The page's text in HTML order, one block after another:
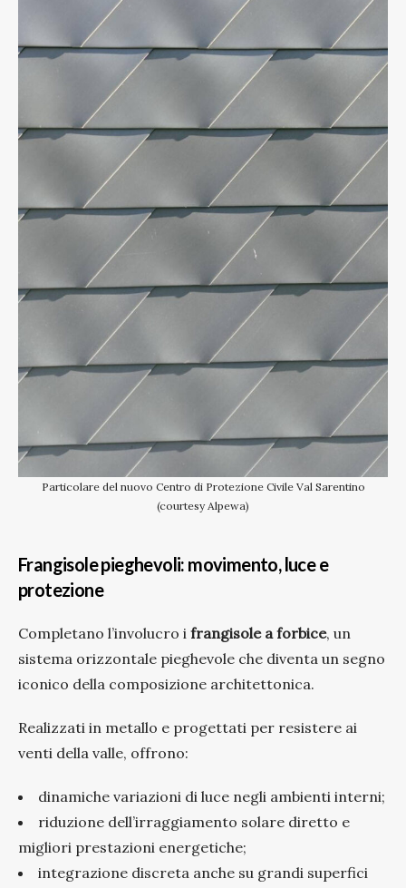
Particolare del nuovo Centro di Protezione Civile Val Sarentino
(courtesy Alpewa)
Frangisole pieghevoli: movimento, luce e
protezione
Completano l’involucro i frangisole a forbice, un
sistema orizzontale pieghevole che diventa un segno
iconico della composizione architettonica.
Realizzati in metallo e progettati per resistere ai
venti della valle, offrono:
dinamiche variazioni di luce negli ambienti interni;
riduzione dell’irraggiamento solare diretto e
migliori prestazioni energetiche;
integrazione discreta anche su grandi superfici